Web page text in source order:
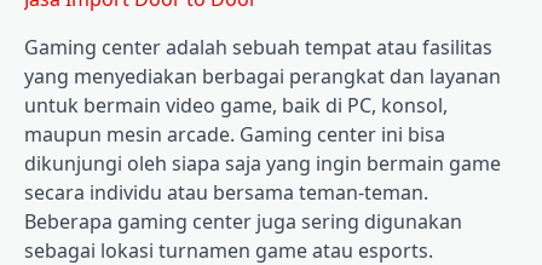
Gaming center adalah sebuah tempat atau fasilitas
yang menyediakan berbagai perangkat dan layanan
untuk bermain video game, baik di PC, konsol,
maupun mesin arcade. Gaming center ini bisa
dikunjungi oleh siapa saja yang ingin bermain game
secara individu atau bersama teman-teman.
Beberapa gaming center juga sering digunakan
sebagai lokasi turnamen game atau esports.